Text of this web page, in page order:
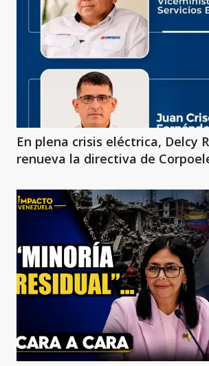
En plena crisis eléctrica, Delcy
renueva la directiva de